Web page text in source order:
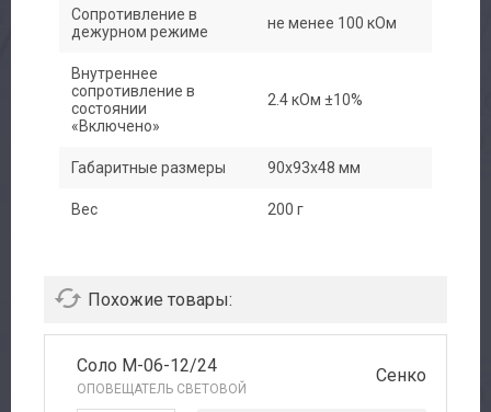
Авторизация
Производители
Контакты
Сопротивление в
дежурном режиме
не менее 100 кОм
Внутреннее
сопротивление в
состоянии
«Включено»
2.4 кОм ±10%
Габаритные размеры 90х93х48 мм
Вес 200 г
Похожие товары:
Соло М-06-12/24
ОПОВЕЩАТЕЛЬ СВЕТОВОЙ
Сенко